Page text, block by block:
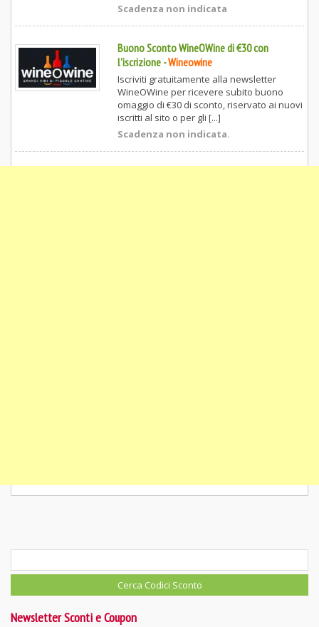
Scadenza non indicata
Buono Sconto WineOWine di €30 con
l'iscrizione-Wineowine
Iscriviti gratuitamente alla newsletter
WineOWine per ricevere subito buono
omaggio di €30 di sconto, riservato ai nuovi
iscritti al sito o per gli [...]
Scadenza non indicata.
Newsletter Sconti e Coupon